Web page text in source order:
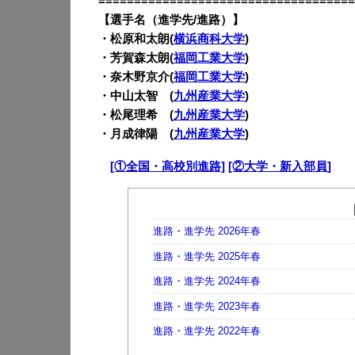
【選手名（進学先/進路）】
・ 松原和太朗(横浜商科大学)
・芳賀森太朗(福岡工業大学)
・奈木野京介(福岡工業大学)
・中山太智 (九州産業大学)
・松尾理希 (九州産業大学)
・月成律陽 (九州産業大学)
[①全国・高校別進路] [②大学・新入部員]
進路・進学先 2026年春
進路・進学先 2025年春
進路・進学先 2024年春
進路・進学先 2023年春
進路・進学先 2022年春